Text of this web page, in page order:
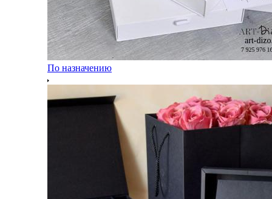
По назначению